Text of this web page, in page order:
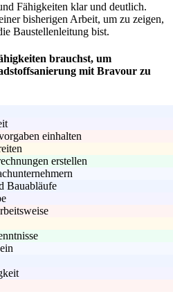
Fähigkeiten klar und deutlich.
bisherigen Arbeit, um zu zeigen,
Baustellenleitung bist.
brauchst, um
mit Bravour zu
einhalten
erstellen
Bauabläufe